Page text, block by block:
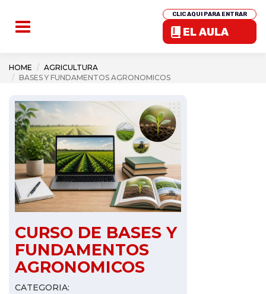
CLIC AQUI PARA ENTRAR
EL AULA
HOME
AGRICULTURA
BASES Y FUNDAMENTOS AGRONOMICOS
CURSO DE BASES Y
FUNDAMENTOS
AGRONOMICOS
CATEGORIA: